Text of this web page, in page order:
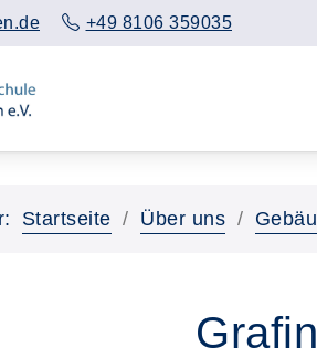
+49 8106 359035
Startseite Über uns